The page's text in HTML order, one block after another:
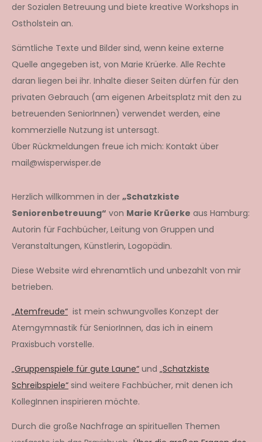
der Sozialen Betreuung und biete kreative Workshops in
Ostholstein an.
Sämtliche Texte und Bilder sind, wenn keine externe
Quelle angegeben ist, von Marie Krüerke. Alle Rechte
daran liegen bei ihr. Inhalte dieser Seiten dürfen für den
privaten Gebrauch (am eigenen Arbeitsplatz mit den zu
betreuenden SeniorInnen) verwendet werden, eine
kommerzielle Nutzung ist untersagt.
Über Rückmeldungen freue ich mich: Kontakt über
mail@wisperwisper.de
Herzlich willkommen in der „Schatzkiste
Seniorenbetreuung“ von Marie Krüerke aus Hamburg:
Autorin für Fachbücher, Leitung von Gruppen und
Veranstaltungen, Künstlerin, Logopädin.
Diese Website wird ehrenamtlich und unbezahlt von mir
betrieben.
„Atemfreude“ ist mein schwungvolles Konzept der
Atemgymnastik für SeniorInnen, das ich in einem
Praxisbuch vorstelle.
„Gruppenspiele für gute Laune“ und „Schatzkiste
Schreibspiele“ sind weitere Fachbücher, mit denen ich
KollegInnen inspirieren möchte.
Durch die große Nachfrage an spirituellen Themen